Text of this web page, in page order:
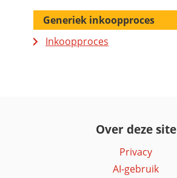
Generiek inkoopproces
Inkoopproces
Over deze site
Privacy
AI-gebruik